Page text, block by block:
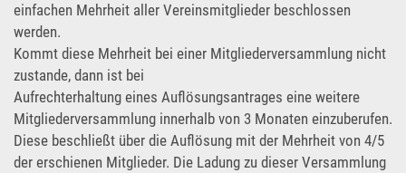
einfachen Mehrheit aller Vereinsmitglieder beschlossen
werden.
Kommt diese Mehrheit bei einer Mitgliederversammlung nicht
zustande, dann ist bei
Aufrechterhaltung eines Auflösungsantrages eine weitere
Mitgliederversammlung innerhalb von 3 Monaten einzuberufen.
Diese beschließt über die Auflösung mit der Mehrheit von 4/5
der erschienen Mitglieder. Die Ladung zu dieser Versammlung